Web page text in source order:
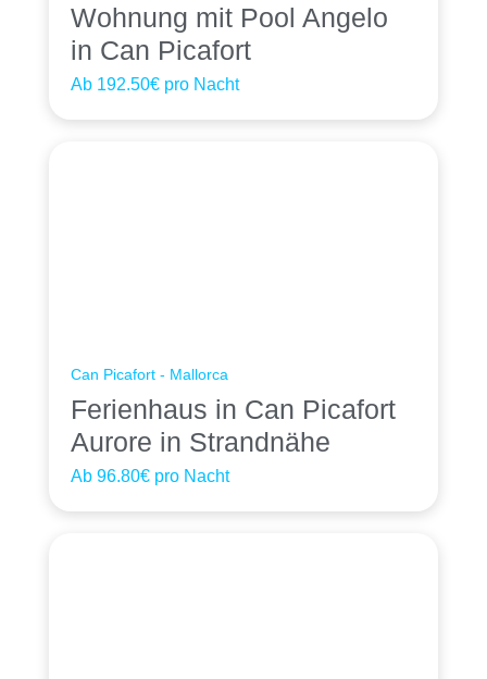
Wohnung mit Pool Angelo
in Can Picafort
Ab 192.50€ pro Nacht
Can Picafort - Mallorca
Ferienhaus in Can Picafort
Aurore in Strandnähe
Ab 96.80€ pro Nacht